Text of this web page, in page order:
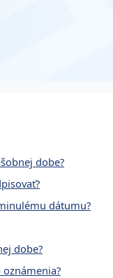
dobe?
dátumu?
dobe?